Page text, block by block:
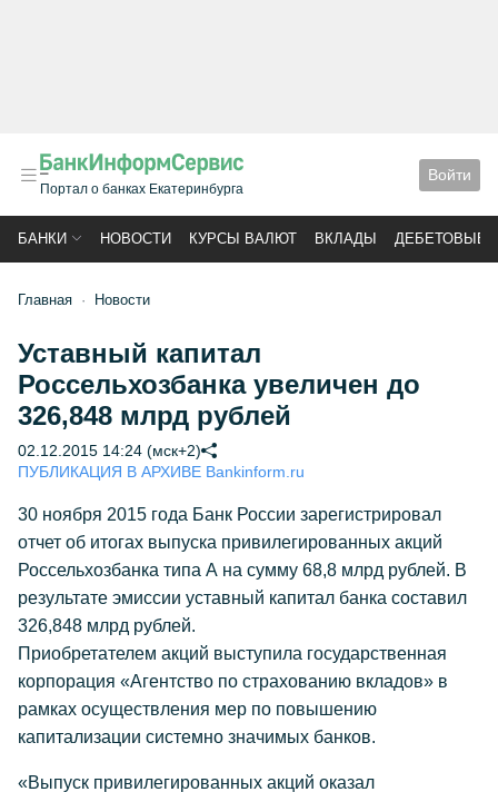
Портал о банках Екатеринбурга
Войти
БАНКИ НОВОСТИ КУРСЫ ВАЛЮТ ВКЛАДЫ ДЕБЕТОВЫЕ
Главная Новости
Уставный капитал
Россельхозбанка увеличен до
326,848 млрд рублей
02.12.2015 14:24 (мск+2)
ПУБЛИКАЦИЯ В АРХИВЕ Bankinform.ru
30 ноября 2015 года Банк России зарегистрировал
отчет об итогах выпуска привилегированных акций
Россельхозбанка типа А на сумму 68,8 млрд рублей. В
результате эмиссии уставный капитал банка составил
326,848 млрд рублей.
Приобретателем акций выступила государственная
корпорация «Агентство по страхованию вкладов» в
рамках осуществления мер по повышению
капитализации системно значимых банков.
«Выпуск привилегированных акций оказал